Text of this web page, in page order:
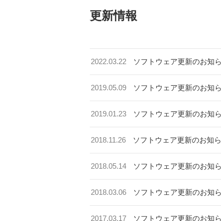
更新情報
2022.03.22 ソフトウェア更新のお知
2019.05.09 ソフトウェア更新のお知
2019.01.23 ソフトウェア更新のお知
2018.11.26 ソフトウェア更新のお知
2018.05.14 ソフトウェア更新のお知
2018.03.06 ソフトウェア更新のお知
2017.03.17 ソフトウェア更新のお知